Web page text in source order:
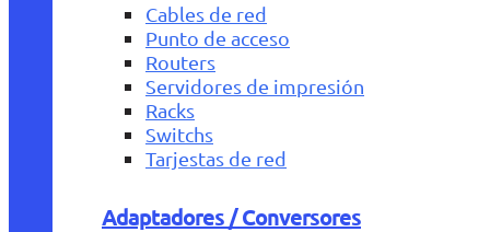
Cables de red
Punto de acceso
Routers
Servidores de impresión
Racks
Switchs
Tarjestas de red
Adaptadores / Conversores